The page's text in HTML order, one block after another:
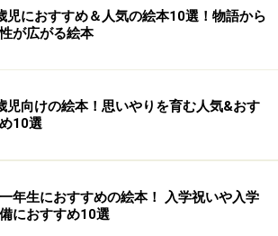
児におすすめ＆人気の絵本10選！物語から
が広がる絵本
児向けの絵本！思いやりを育む人気&おす
10選
年生におすすめの絵本！ 入学祝いや入学
におすすめ10選